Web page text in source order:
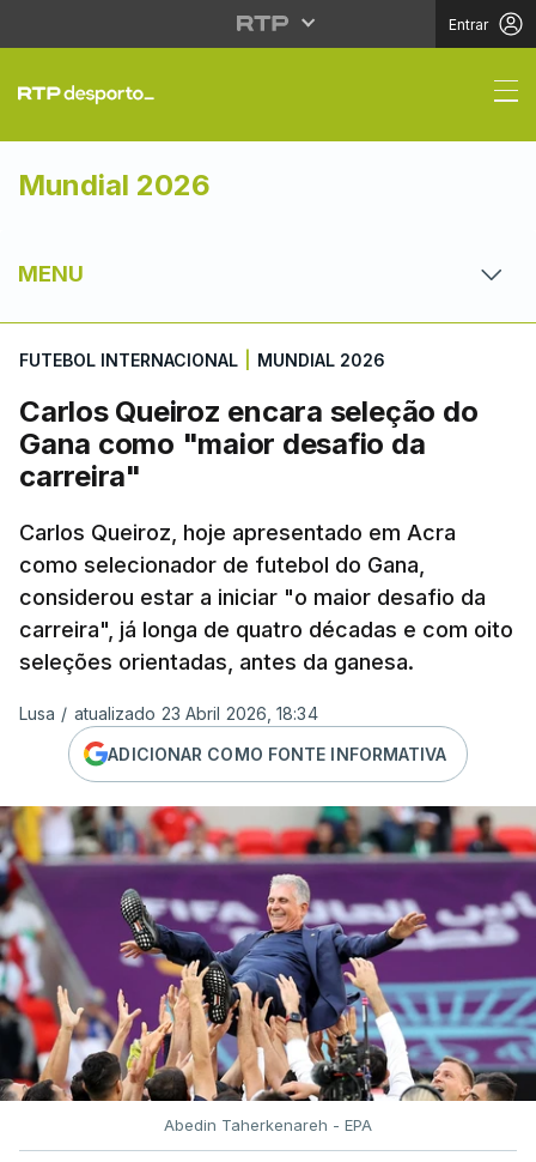
Entrar
Carlos Queiroz
Mundial 2026
MENU
FUTEBOL INTERNACIONAL MUNDIAL 2026
Carlos Queiroz encara seleção do
Gana como "maior desafio da
carreira"
Carlos Queiroz, hoje apresentado em Acra
como selecionador de futebol do Gana,
considerou estar a iniciar "o maior desafio da
carreira", já longa de quatro décadas e com oito
seleções orientadas, antes da ganesa.
Lusa / atualizado 23 Abril 2026, 18:34
ADICIONAR COMO FONTE INFORMATIVA
Abedin Taherkenareh - EPA